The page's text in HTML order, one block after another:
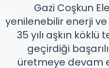
Gazi Coşkun
yenilenebilir enerji
35 yılı aşkın
geçirdiği
üretmeye devam